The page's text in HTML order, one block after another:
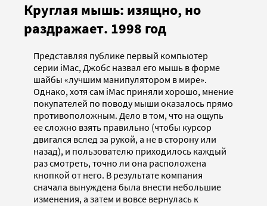
Круглая мышь: изящно, но
раздражает. 1998 год
Представляя публике первый компьютер
серии iMac, Джобс назвал его мышь в форме
шайбы «лучшим манипулятором в мире».
Однако, хотя сам iMac приняли хорошо, мнение
покупателей по поводу мыши оказалось прямо
противоположным. Дело в том, что на ощупь
ее сложно взять правильно (чтобы курсор
двигался вслед за рукой, а не в сторону или
назад), и пользователю приходилось каждый
раз смотреть, точно ли она расположена
кнопкой от него. В результате компания
сначала вынуждена была внести небольшие
изменения, а затем и вовсе вернулась к